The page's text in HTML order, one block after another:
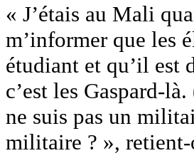
« J’étais au Mali
m’informer que les
étudiant et qu’il est
c’est les Gaspard-
ne suis pas un
militaire ? »,